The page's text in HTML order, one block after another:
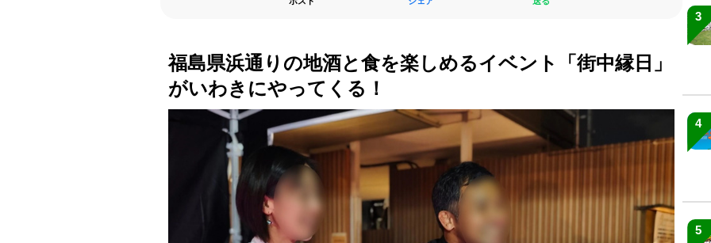
福島県浜通りの地酒と食を楽しめるイベント「街中縁日」
がいわきにやってくる！
3
4
5